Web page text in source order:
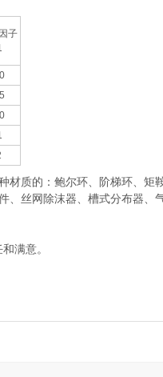
子
的：鲍尔环、阶梯环、矩
丝网除沫器、槽式分布器、
满意。